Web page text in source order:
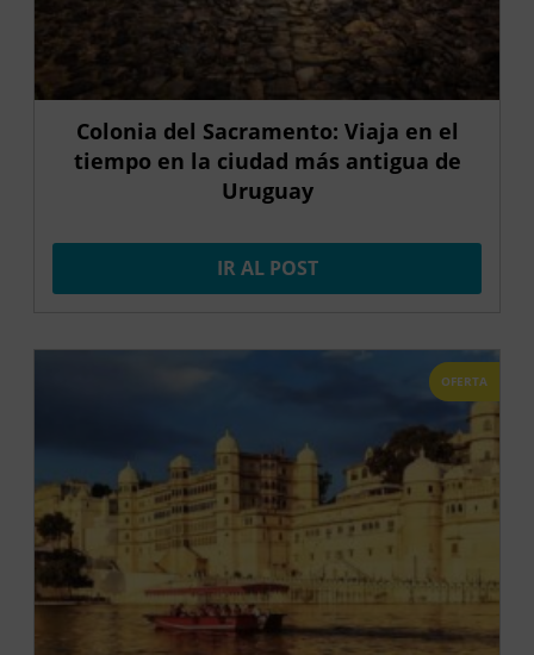
Colonia del Sacramento: Viaja en el
tiempo en la ciudad más antigua de
Uruguay
IR AL POST
OFERTA